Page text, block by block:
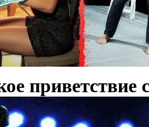
приветствие